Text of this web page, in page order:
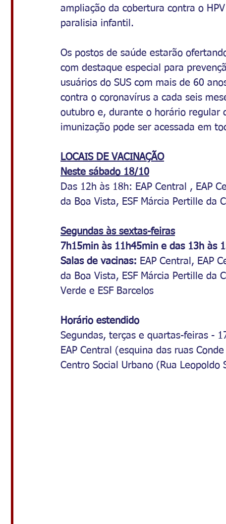
ampliação da cobertura contra o
paralisia infantil.
Os postos de saúde estarão
com destaque especial para
usuários do SUS com mais de 60
contra o coronavírus a cada seis
outubro e, durante o horário regular
imunização pode ser acessada em
LOCAIS DE VACINAÇÃO
Neste sábado 18/10
Das 12h às 18h: EAP Central , EAP
da Boa Vista, ESF Márcia Pertille da
Segundas às sextas-feiras
7h15min às 11h45min e das 13h às
Salas de vacinas: EAP Central, EAP
da Boa Vista, ESF Márcia Pertille da
Verde e ESF Barcelos
Horário estendido
Segundas, terças e quartas-feiras -
EAP Central (esquina das ruas
Centro Social Urbano (Rua